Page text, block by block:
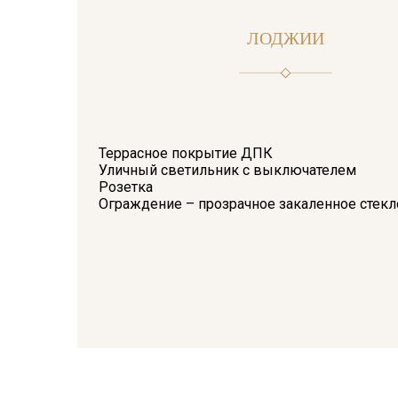
ЛОДЖИИ
Террасное покрытие ДПК
Уличный светильник с выключателем
Розетка
Ограждение – прозрачное закаленное